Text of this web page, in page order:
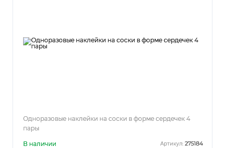
Одноразовые наклейки на соски в форме сердечек 4
пары
В наличии Артикул: 275184